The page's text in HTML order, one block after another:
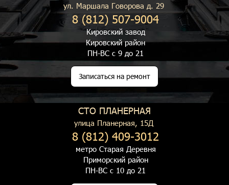
ул. Маршала Говорова д. 29
8 (812) 507-9004
Кировский завод
Кировский район
ПН-ВС с 9 до 21
Записаться на ремонт
СТО ПЛАНЕРНАЯ
улица Планерная, 15Д
8 (812) 409-3012
метро Старая Деревня
Приморский район
ПН-ВС с 10 до 21